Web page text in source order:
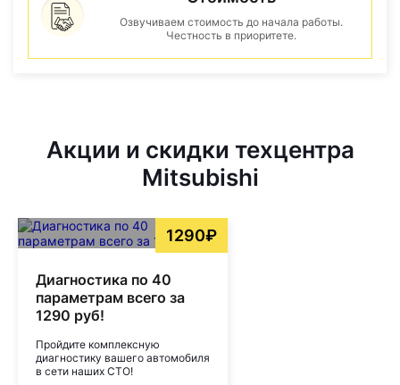
Озвучиваем стоимость до начала работы.
Честность в приоритете.
Акции и скидки техцентра
Mitsubishi
1290₽
Диагностика по 40
параметрам всего за
1290 руб!
Пройдите комплексную
диагностику вашего автомобиля
в сети наших СТО!